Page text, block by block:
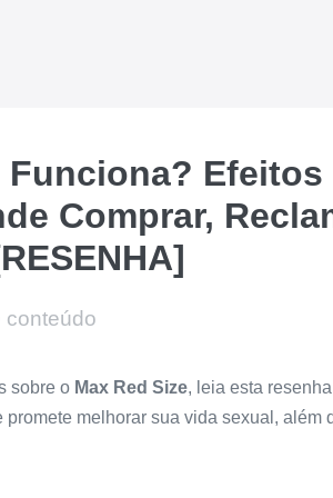
Funciona?
Comprar,
conteúdo
sobre o Max Red Size, leia esta
melhorar sua vida sexual, além